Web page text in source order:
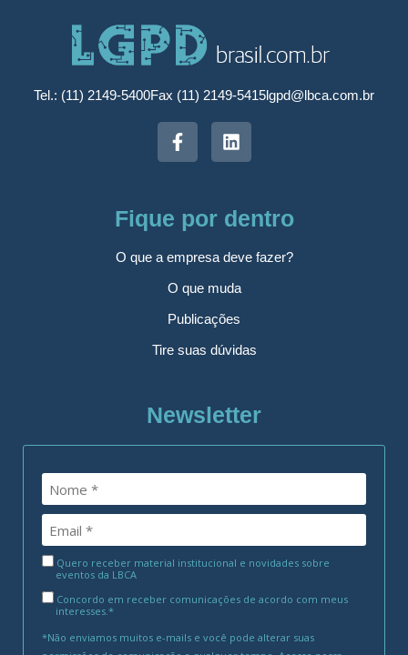
Tel.: (11) 2149-5400Fax (11) 2149-5415lgpd@lbca.com.br
Fique por dentro
O que a empresa deve fazer?
O que muda
Publicações
Tire suas dúvidas
Newsletter
Quero receber material institucional e novidades sobre
eventos da LBCA
Concordo em receber comunicações de acordo com meus
interesses.*
*Não enviamos muitos e-mails e você pode alterar suas